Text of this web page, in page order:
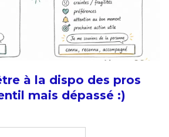
à la dispo des pros
mais dépassé :)